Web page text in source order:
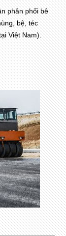
phân phối bê
bệ, téc
Việt Nam).